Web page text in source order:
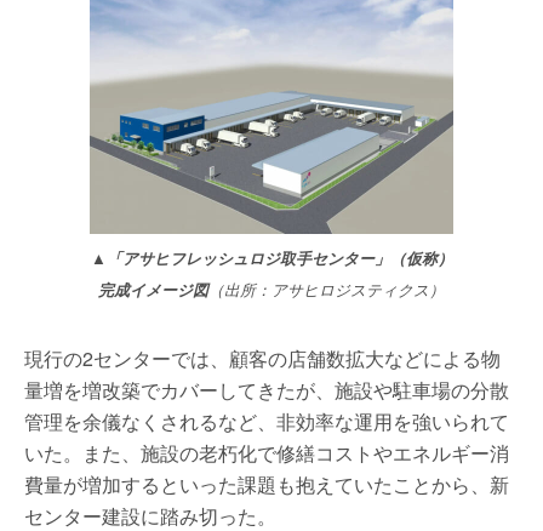
▲「アサヒフレッシュロジ取手センター」（仮称）
完成イメージ図（出所：アサヒロジスティクス）
現行の2センターでは、顧客の店舗数拡大などによる物
量増を増改築でカバーしてきたが、施設や駐車場の分散
管理を余儀なくされるなど、非効率な運用を強いられて
いた。また、施設の老朽化で修繕コストやエネルギー消
費量が増加するといった課題も抱えていたことから、新
センター建設に踏み切った。